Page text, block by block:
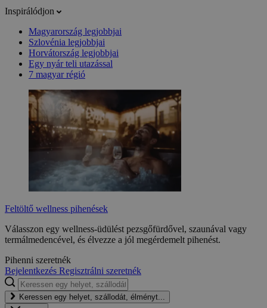
Inspirálódjon
Magyarország legjobbjai
Szlovénia legjobbjai
Horvátország legjobbjai
Egy nyár teli utazással
7 magyar régió
Feltöltő wellness pihenések
Válasszon egy wellness-üdülést pezsgőfürdővel, szaunával vagy
termálmedencével, és élvezze a jól megérdemelt pihenést.
Pihenni szeretnék
Bejelentkezés Regisztrálni szeretnék
Keressen egy helyet, szállodát, élményt...